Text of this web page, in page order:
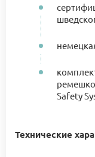
Safety
Технические